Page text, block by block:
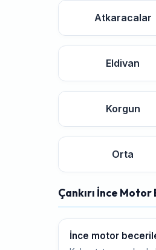
Atkaracalar
Eldivan
Korgun
Orta
Çankırı İnce
İnce motor